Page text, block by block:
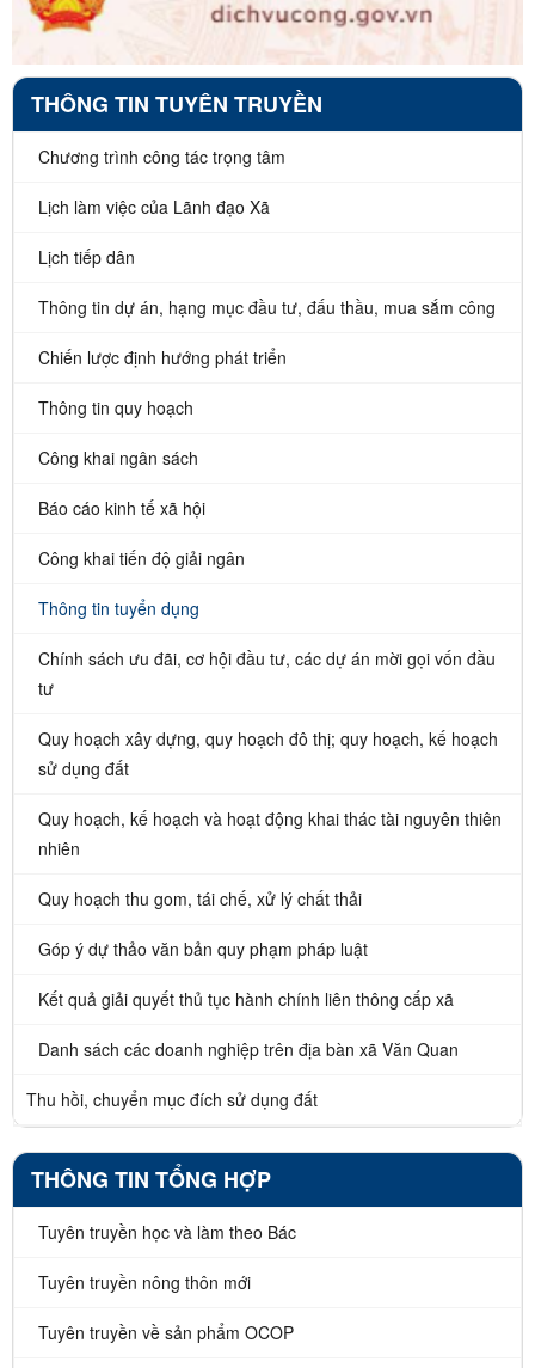
THÔNG TIN TUYÊN TRUYỀN
Chương trình công tác trọng tâm
Lịch làm việc của Lãnh đạo Xã
Lịch tiếp dân
Thông tin dự án, hạng mục đầu tư, đấu thầu, mua sắm công
Chiến lược định hướng phát triển
Thông tin quy hoạch
Công khai ngân sách
Báo cáo kinh tế xã hội
Công khai tiến độ giải ngân
Thông tin tuyển dụng
Chính sách ưu đãi, cơ hội đầu tư, các dự án mời gọi vốn đầu
tư
Quy hoạch xây dựng, quy hoạch đô thị; quy hoạch, kế hoạch
sử dụng đất
Quy hoạch, kế hoạch và hoạt động khai thác tài nguyên thiên
nhiên
Quy hoạch thu gom, tái chế, xử lý chất thải
Góp ý dự thảo văn bản quy phạm pháp luật
Kết quả giải quyết thủ tục hành chính liên thông cấp xã
Danh sách các doanh nghiệp trên địa bàn xã Văn Quan
Thu hồi, chuyển mục đích sử dụng đất
THÔNG TIN TỔNG HỢP
Tuyên truyền học và làm theo Bác
Tuyên truyền nông thôn mới
Tuyên truyền về sản phẩm OCOP